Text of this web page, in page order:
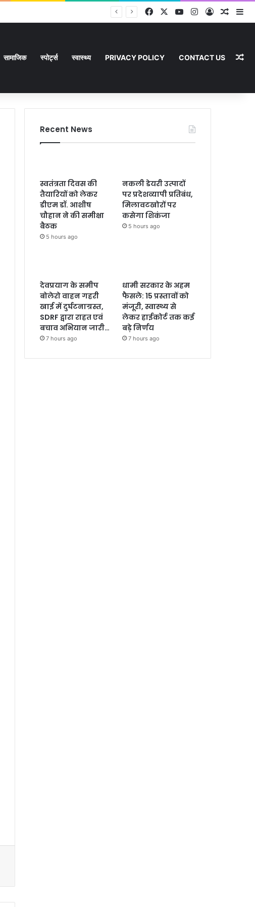
FacebookYouTubeInstagram
Log In
सामाजिक स्पोर्ट्स स्वास्थ्य PRIVACY POLICY CONTACT US
Recent News
स्वतंत्रता दिवस की
तैयारियों को लेकर
डीएम डॉ. आशीष
चौहान ने की समीक्षा
बैठक
5 hours ago
नकली डेयरी उत्पादों
पर प्रदेशव्यापी प्रतिबंध,
मिलावटखोरों पर
कसेगा शिकंजा
5 hours ago
देवप्रयाग के समीप
बोलेरो वाहन गहरी
खाई में दुर्घटनाग्रस्त,
SDRF द्वारा राहत एवं
बचाव अभियान जारी…
7 hours ago
धामी सरकार के अहम
फैसले: 15 प्रस्तावों को
मंजूरी, स्वास्थ्य से
लेकर हाईकोर्ट तक कई
बड़े निर्णय
7 hours ago